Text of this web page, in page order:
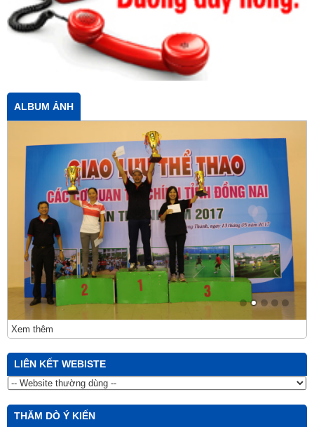
ALBUM ẢNH
Xem thêm
LIÊN KẾT WEBISTE
THĂM DÒ Ý KIẾN